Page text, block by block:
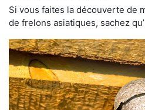
Si vous faites la découverte de
de frelons asiatiques, sachez